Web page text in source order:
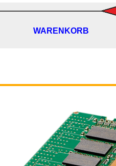
WARENKORB